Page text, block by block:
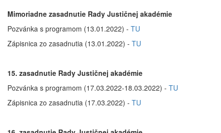
Mimoriadne zasadnutie Rady Justičnej akadémie
Pozvánka s programom (13.01.2022) - TU
Zápisnica zo zasadnutia (13.01.2022) - TU
15. zasadnutie Rady Justičnej akadémie
Pozvánka s programom (17.03.2022-18.03.2022) - TU
Zápisnica zo zasadnutia (17.03.2022) - TU